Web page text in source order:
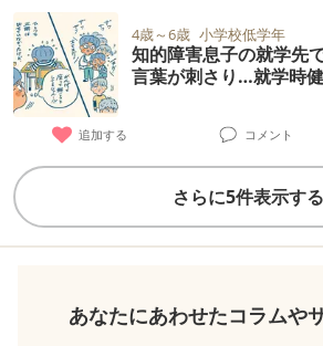
4歳～6歳 小学校低学年
知的障害息子の就学先
言葉が刺さり…就学時
追加する コメント
さらに5件表示する
あなたにあわせたコラムや